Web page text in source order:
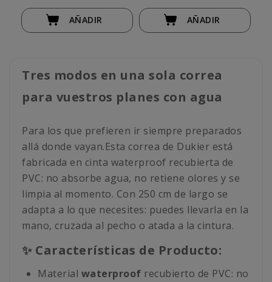
AÑADIR AÑADIR
Tres modos en una sola correa
para vuestros planes con agua
Para los que prefieren ir siempre preparados
allá donde vayan.Esta correa de Dukier está
fabricada en cinta waterproof recubierta de
PVC: no absorbe agua, no retiene olores y se
limpia al momento. Con 250 cm de largo se
adapta a lo que necesites: puedes llevarla en la
mano, cruzada al pecho o atada a la cintura.
✨ Características de Producto:
Material waterproof recubierto de PVC: no